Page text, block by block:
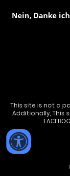
Nein, Danke
This site is not a
Additionally, This